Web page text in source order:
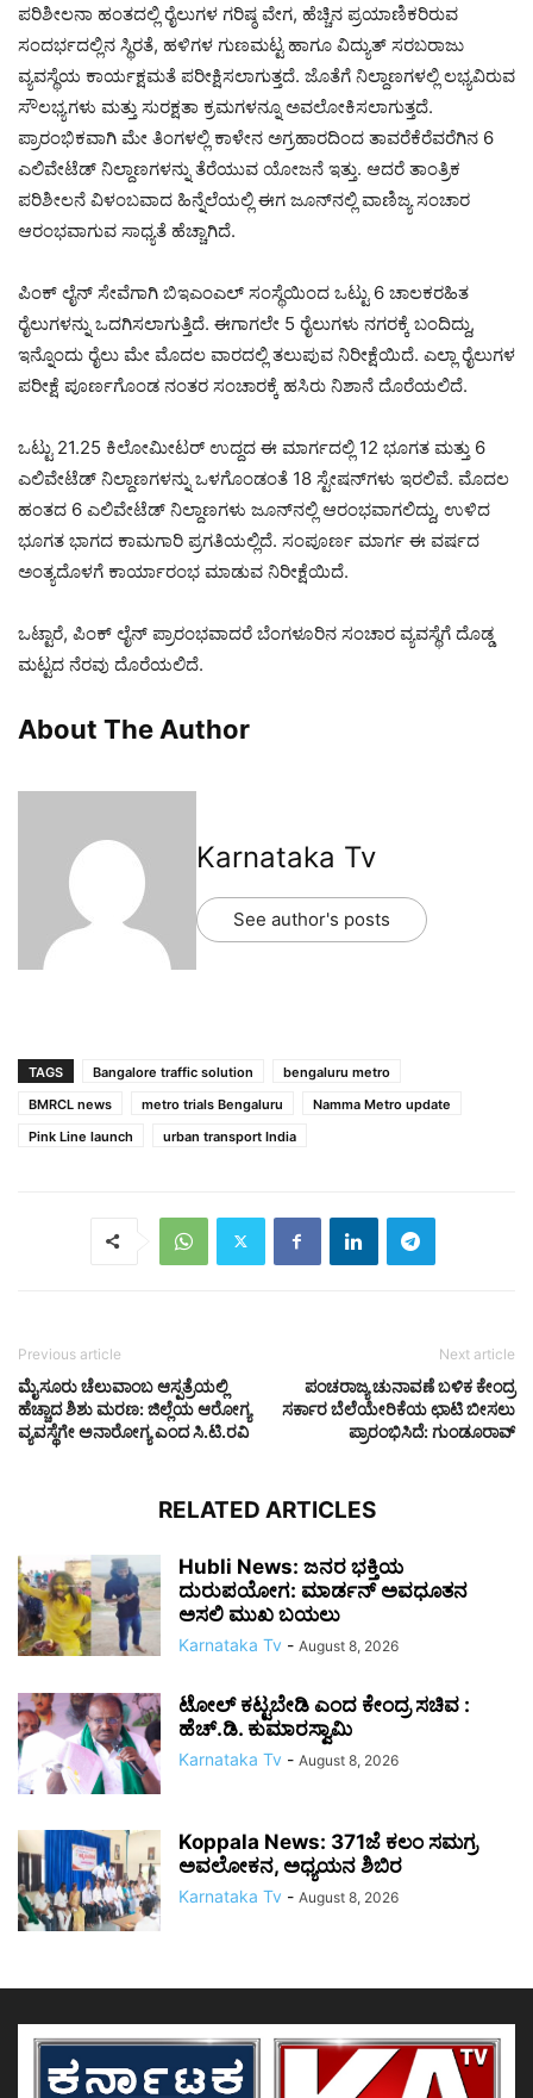
ಪರಿಶೀಲನಾ ಹಂತದಲ್ಲಿ ರೈಲುಗಳ ಗರಿಷ್ಠ ವೇಗ, ಹೆಚ್ಚಿನ ಪ್ರಯಾಣಿಕರಿರುವ
ಸಂದರ್ಭದಲ್ಲಿನ ಸ್ಥಿರತೆ, ಹಳಿಗಳ ಗುಣಮಟ್ಟ ಹಾಗೂ ವಿದ್ಯುತ್ ಸರಬರಾಜು
ವ್ಯವಸ್ಥೆಯ ಕಾರ್ಯಕ್ಷಮತೆ ಪರೀಕ್ಷಿಸಲಾಗುತ್ತದೆ. ಜೊತೆಗೆ ನಿಲ್ದಾಣಗಳಲ್ಲಿ ಲಭ್ಯವಿರುವ
ಸೌಲಭ್ಯಗಳು ಮತ್ತು ಸುರಕ್ಷತಾ ಕ್ರಮಗಳನ್ನೂ ಅವಲೋಕಿಸಲಾಗುತ್ತದೆ.
ಪ್ರಾರಂಭಿಕವಾಗಿ ಮೇ ತಿಂಗಳಲ್ಲಿ ಕಾಳೇನ ಅಗ್ರಹಾರದಿಂದ ತಾವರೆಕೆರೆವರೆಗಿನ 6
ಎಲಿವೇಟೆಡ್ ನಿಲ್ದಾಣಗಳನ್ನು ತೆರೆಯುವ ಯೋಜನೆ ಇತ್ತು. ಆದರೆ ತಾಂತ್ರಿಕ
ಪರಿಶೀಲನೆ ವಿಳಂಬವಾದ ಹಿನ್ನೆಲೆಯಲ್ಲಿ ಈಗ ಜೂನ್‌ನಲ್ಲಿ ವಾಣಿಜ್ಯ ಸಂಚಾರ
ಆರಂಭವಾಗುವ ಸಾಧ್ಯತೆ ಹೆಚ್ಚಾಗಿದೆ.
ಪಿಂಕ್ ಲೈನ್ ಸೇವೆಗಾಗಿ ಬಿಇಎಂಎಲ್ ಸಂಸ್ಥೆಯಿಂದ ಒಟ್ಟು 6 ಚಾಲಕರಹಿತ
ರೈಲುಗಳನ್ನು ಒದಗಿಸಲಾಗುತ್ತಿದೆ. ಈಗಾಗಲೇ 5 ರೈಲುಗಳು ನಗರಕ್ಕೆ ಬಂದಿದ್ದು,
ಇನ್ನೊಂದು ರೈಲು ಮೇ ಮೊದಲ ವಾರದಲ್ಲಿ ತಲುಪುವ ನಿರೀಕ್ಷೆಯಿದೆ. ಎಲ್ಲಾ ರೈಲುಗಳ
ಪರೀಕ್ಷೆ ಪೂರ್ಣಗೊಂಡ ನಂತರ ಸಂಚಾರಕ್ಕೆ ಹಸಿರು ನಿಶಾನೆ ದೊರೆಯಲಿದೆ.
ಒಟ್ಟು 21.25 ಕಿಲೋಮೀಟರ್ ಉದ್ದದ ಈ ಮಾರ್ಗದಲ್ಲಿ 12 ಭೂಗತ ಮತ್ತು 6
ಎಲಿವೇಟೆಡ್ ನಿಲ್ದಾಣಗಳನ್ನು ಒಳಗೊಂಡಂತೆ 18 ಸ್ಟೇಷನ್‌ಗಳು ಇರಲಿವೆ. ಮೊದಲ
ಹಂತದ 6 ಎಲಿವೇಟೆಡ್ ನಿಲ್ದಾಣಗಳು ಜೂನ್‌ನಲ್ಲಿ ಆರಂಭವಾಗಲಿದ್ದು, ಉಳಿದ
ಭೂಗತ ಭಾಗದ ಕಾಮಗಾರಿ ಪ್ರಗತಿಯಲ್ಲಿದೆ. ಸಂಪೂರ್ಣ ಮಾರ್ಗ ಈ ವರ್ಷದ
ಅಂತ್ಯದೊಳಗೆ ಕಾರ್ಯಾರಂಭ ಮಾಡುವ ನಿರೀಕ್ಷೆಯಿದೆ.
ಒಟ್ಟಾರೆ, ಪಿಂಕ್ ಲೈನ್ ಪ್ರಾರಂಭವಾದರೆ ಬೆಂಗಳೂರಿನ ಸಂಚಾರ ವ್ಯವಸ್ಥೆಗೆ ದೊಡ್ಡ
ಮಟ್ಟದ ನೆರವು ದೊರೆಯಲಿದೆ.
About The Author
Karnataka Tv
See author's posts
TAGS Bangalore traffic solution
bengaluru metro
BMRCL news
metro trials Bengaluru
Namma Metro update
Pink Line launch
urban transport India
Previous article
ಮೈಸೂರು ಚೆಲುವಾಂಬ ಆಸ್ಪತ್ರೆಯಲ್ಲಿ
ಹೆಚ್ಚಾದ ಶಿಶು ಮರಣ: ಜಿಲ್ಲೆಯ ಆರೋಗ್ಯ
ವ್ಯವಸ್ಥೆಗೇ ಅನಾರೋಗ್ಯ ಎಂದ ಸಿ.ಟಿ.ರವಿ
Next article
ಪಂಚರಾಜ್ಯ ಚುನಾವಣೆ ಬಳಿಕ ಕೇಂದ್ರ
ಸರ್ಕಾರ ಬೆಲೆಯೇರಿಕೆಯ ಛಾಟಿ ಬೀಸಲು
ಪ್ರಾರಂಭಿಸಿದೆ: ಗುಂಡೂರಾವ್
RELATED ARTICLES
Hubli News: ಜನರ ಭಕ್ತಿಯ
ದುರುಪಯೋಗ: ಮಾರ್ಡನ್ ಅವಧೂತನ
ಅಸಲಿ ಮುಖ ಬಯಲು
Karnataka Tv - August 8, 2026
ಟೋಲ್ ಕಟ್ಟಬೇಡಿ ಎಂದ ಕೇಂದ್ರ ಸಚಿವ :
ಹೆಚ್.ಡಿ. ಕುಮಾರಸ್ವಾಮಿ
Karnataka Tv - August 8, 2026
Koppala News: 371ಜೆ ಕಲಂ ಸಮಗ್ರ
ಅವಲೋಕನ, ಅಧ್ಯಯನ ಶಿಬಿರ
Karnataka Tv - August 8, 2026